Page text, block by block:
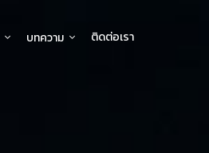
บทความ ติดต่อเรา